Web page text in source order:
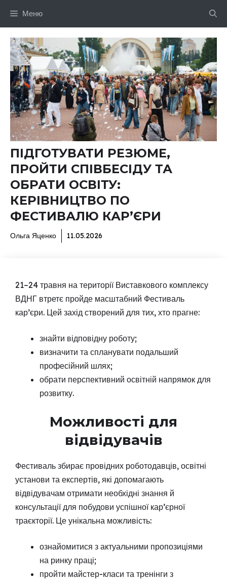
Меню
ПІДГОТУВАТИ РЕЗЮМЕ,
ПРОЙТИ СПІВБЕСІДУ ТА
ОБРАТИ ОСВІТУ:
КЕРІВНИЦТВО ПО
ФЕСТИВАЛЮ КАР’ЄРИ
Ольга Яценко 11.05.2026
21–24 травня на території Виставкового комплексу
ВДНГ втретє пройде масштабний Фестиваль
кар’єри. Цей захід створений для тих, хто прагне:
знайти відповідну роботу;
визначити та спланувати подальший
професійний шлях;
обрати перспективний освітній напрямок для
розвитку.
Можливості для
відвідувачів
Фестиваль збирає провідних роботодавців, освітні
установи та експертів, які допомагають
відвідувачам отримати необхідні знання й
консультації для побудови успішної кар’єрної
траєкторії. Це унікальна можливість:
ознайомитися з актуальними пропозиціями
на ринку праці;
пройти майстер-класи та тренінги з